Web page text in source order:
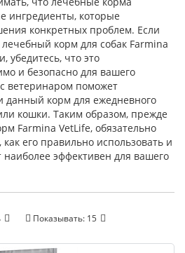
ингредиенты, которые
конкретных проблем. Если
корм для собак Farmina
убедитесь, что это
и безопасно для вашего
ветеринаром поможет
данный корм для ежедневного
кошки. Таким образом, прежде
Farmina VetLife, обязательно
его правильно использовать и
наиболее эффективен для вашего
Показывать: 15